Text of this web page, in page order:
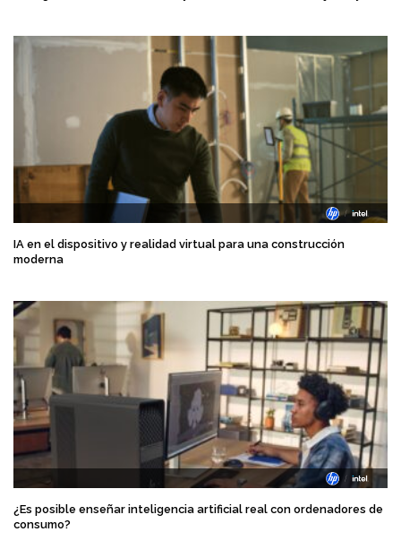
IA en el dispositivo y realidad virtual para una construcción
moderna
¿Es posible enseñar inteligencia artificial real con ordenadores de
consumo?